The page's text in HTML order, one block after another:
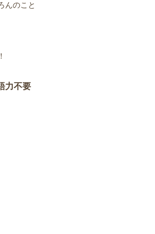
んのこと
力不要